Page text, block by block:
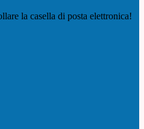
la casella di posta elettronica!